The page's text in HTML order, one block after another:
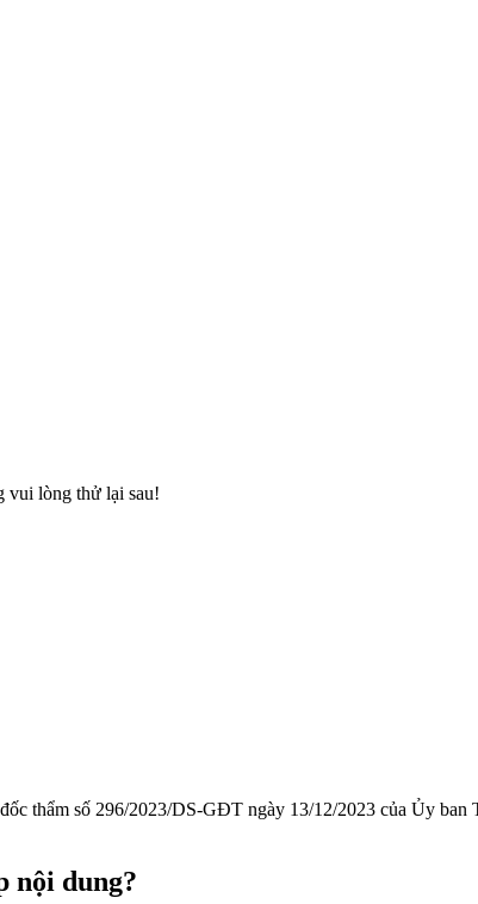
vui lòng thử lại sau!
thẩm số 296/2023/DS-GĐT ngày 13/12/2023 của Ủy ban
nội dung?